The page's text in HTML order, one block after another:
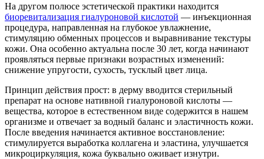
На другом полюсе эстетической практики находится
биоревитализация гиалуроновой кислотой — инъекционная
процедура, направленная на глубокое увлажнение,
стимуляцию обменных процессов и выравнивание текстуры
кожи. Она особенно актуальна после 30 лет, когда начинают
проявляться первые признаки возрастных изменений:
снижение упругости, сухость, тусклый цвет лица.
Принцип действия прост: в дерму вводится стерильный
препарат на основе нативной гиалуроновой кислоты —
вещества, которое в естественном виде содержится в нашем
организме и отвечает за водный баланс и эластичность кожи.
После введения начинается активное восстановление:
стимулируется выработка коллагена и эластина, улучшается
микроциркуляция, кожа буквально оживает изнутри.